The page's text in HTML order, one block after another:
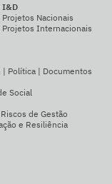
I&D
Projetos Nacionais
Projetos Internacionais
| Política | Documentos
Social
de Gestão
e Resiliência